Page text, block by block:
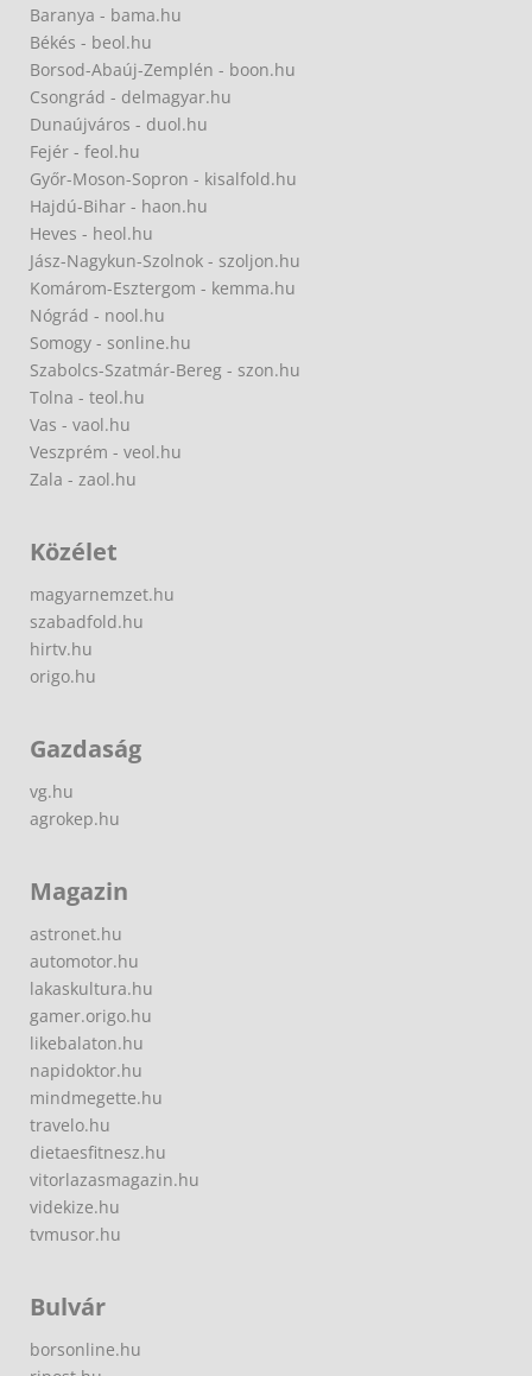
Baranya - bama.hu
Békés - beol.hu
Borsod-Abaúj-Zemplén - boon.hu
Csongrád - delmagyar.hu
Dunaújváros - duol.hu
Fejér - feol.hu
Győr-Moson-Sopron - kisalfold.hu
Hajdú-Bihar - haon.hu
Heves - heol.hu
Jász-Nagykun-Szolnok - szoljon.hu
Komárom-Esztergom - kemma.hu
Nógrád - nool.hu
Somogy - sonline.hu
Szabolcs-Szatmár-Bereg - szon.hu
Tolna - teol.hu
Vas - vaol.hu
Veszprém - veol.hu
Zala - zaol.hu
Közélet
magyarnemzet.hu
szabadfold.hu
hirtv.hu
origo.hu
Gazdaság
vg.hu
agrokep.hu
Magazin
astronet.hu
automotor.hu
lakaskultura.hu
gamer.origo.hu
likebalaton.hu
napidoktor.hu
mindmegette.hu
travelo.hu
dietaesfitnesz.hu
vitorlazasmagazin.hu
videkize.hu
tvmusor.hu
Bulvár
borsonline.hu